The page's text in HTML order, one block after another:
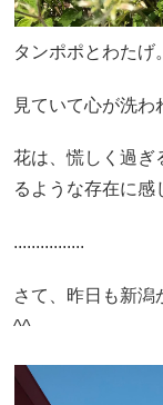
タンポポとわたげ。
見ていて心が洗わ
花は、慌しく過ぎ
るような存在に感
................
さて、昨日も新潟
^^